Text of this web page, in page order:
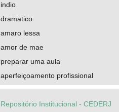
indio
dramatico
amaro lessa
amor de mae
preparar uma aula
aperfeiçoamento profissional
Repositório Institucional - CEDERJ